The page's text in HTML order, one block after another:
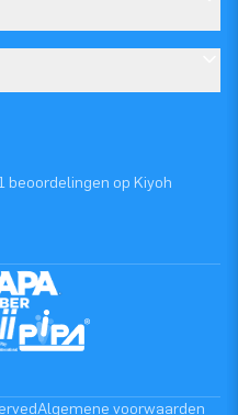
beoordelingen op Kiyoh
Algemene voorwaarden